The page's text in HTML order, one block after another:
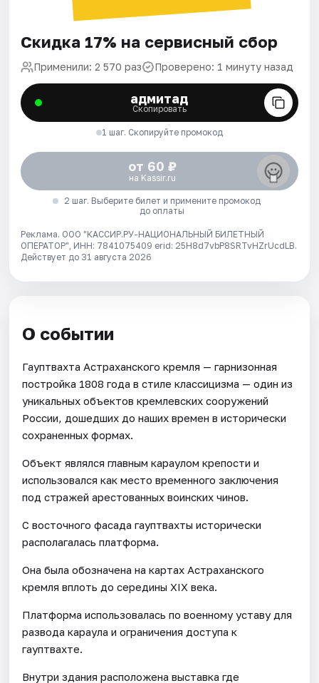
Скидка 17% на сервисный сбор
Применили: 2 570 раз Проверено: 1 минуту назад
адмитад
Скопировать
1 шаг. Скопируйте промокод
от 60 ₽
на Kassir.ru
2 шаг. Выберите билет и примените промокод
до оплаты
Реклама. ООО "КАССИР.РУ-НАЦИОНАЛЬНЫЙ БИЛЕТНЫЙ
ОПЕРАТОР", ИНН: 7841075409 erid: 25H8d7vbP8SRTvHZrUcdLB.
Действует до 31 августа 2026
О событии
Гауптвахта Астраханского кремля — гарнизонная
постройка 1808 года в стиле классицизма — один из
уникальных объектов кремлевских сооружений
России, дошедших до наших времен в исторически
сохраненных формах.
Объект являлся главным караулом крепости и
использовался как место временного заключения
под стражей арестованных воинских чинов.
С восточного фасада гауптвахты исторически
располагалась платформа.
Она была обозначена на картах Астраханского
кремля вплоть до середины XIX века.
Платформа использовалась по военному уставу для
развода караула и ограничения доступа к
гауптвахте.
Внутри здания расположена выставка где